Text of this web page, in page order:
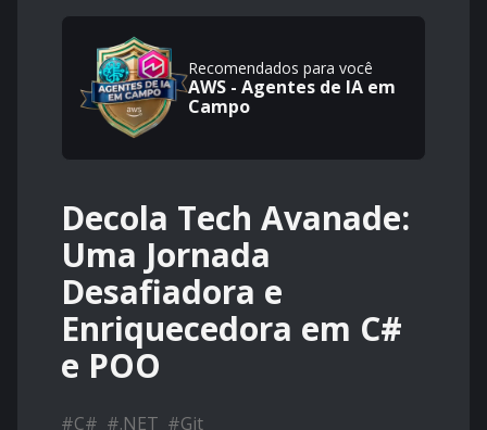
Recomendados para você
AWS - Agentes de IA em
Campo
Decola Tech Avanade:
Uma Jornada
Desafiadora e
Enriquecedora em C#
e POO
#C# #.NET #Git